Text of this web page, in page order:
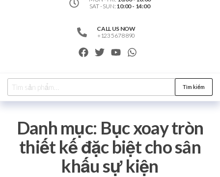
hàng /
Xoay
may
SAT - SUN: 10:00 - 14:00
CALL US NOW
+123 5678 890
Tìm kiếm
Danh mục: Bục xoay tròn
thiết kế đặc biệt cho sân
khấu sự kiện